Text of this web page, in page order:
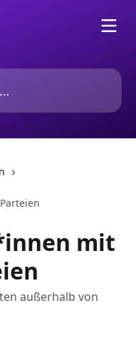
mit
außerhalb von